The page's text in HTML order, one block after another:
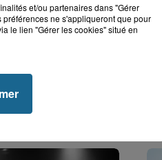
l'Audomarois
et/ou partenaires dans "Gérer
ne s'appliqueront que pour
le lien "Gérer les cookies" situé en